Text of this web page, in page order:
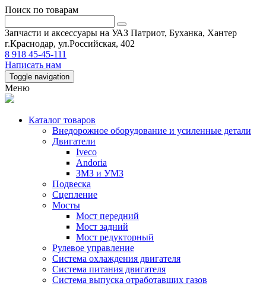
Поиск по товарам
Запчасти и аксессуары на УАЗ Патриот, Буханка, Хантер
г.Краснодар, ул.Российская, 402
8 918 45-45-111
Написать нам
Toggle navigation
Меню
Каталог товаров
Внедорожное оборудование и усиленные детали
Двигатели
Iveco
Andoria
ЗМЗ и УМЗ
Подвеска
Сцепление
Мосты
Мост передний
Мост задний
Мост редукторный
Рулевое управление
Система охлаждения двигателя
Система питания двигателя
Система выпуска отработавших газов